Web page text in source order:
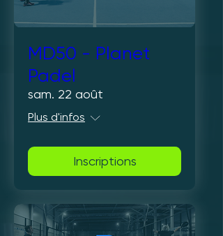
MD50 - Planet
Padel
sam. 22 août
Plus d'infos
Inscriptions